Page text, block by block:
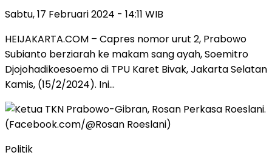
Sabtu, 17 Februari 2024 - 14:11 WIB
HEIJAKARTA.COM – Capres nomor urut 2, Prabowo
Subianto berziarah ke makam sang ayah, Soemitro
Djojohadikoesoemo di TPU Karet Bivak, Jakarta Selatan
Kamis, (15/2/2024). Ini…
Politik